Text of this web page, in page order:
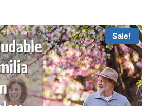
Sale!